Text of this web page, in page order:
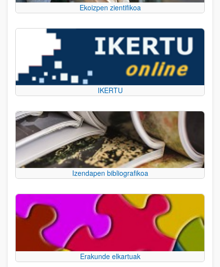
Ekoizpen zientifikoa
IKERTU
Izendapen bibliografikoa
Erakunde elkartuak